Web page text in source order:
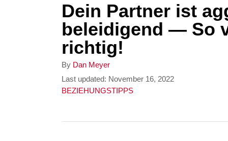
Dein Partner ist
beleidigend — So
richtig!
By A
u
t
r
Dan Meyer
P
o
Last updated: November 16, 2022
C
BEZIEHUNGSTIPPS